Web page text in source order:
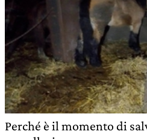
Perché è il momento di